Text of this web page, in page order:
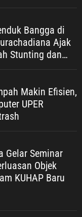
Bangga di
Ajak
Stunting dan
Makin Efisien,
UPER
Gelar Seminar
Objek
KUHAP Baru